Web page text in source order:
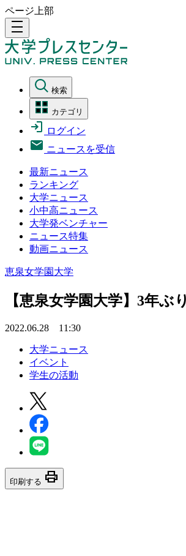
ページ上部
density_medium
検索
カテゴリ
ログイン
ニュースを受信
最新ニュース
ランキング
大学ニュース
小中高ニュース
大学発ベンチャー
ニュース特集
動画ニュース
恵泉女学園大学
【恵泉女学園大学】3年
2022.06.28 11:30
大学ニュース
イベント
学生の活動
印刷する print